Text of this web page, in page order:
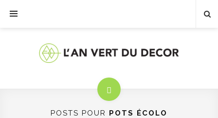
POSTS POUR POTS ÉCOLO